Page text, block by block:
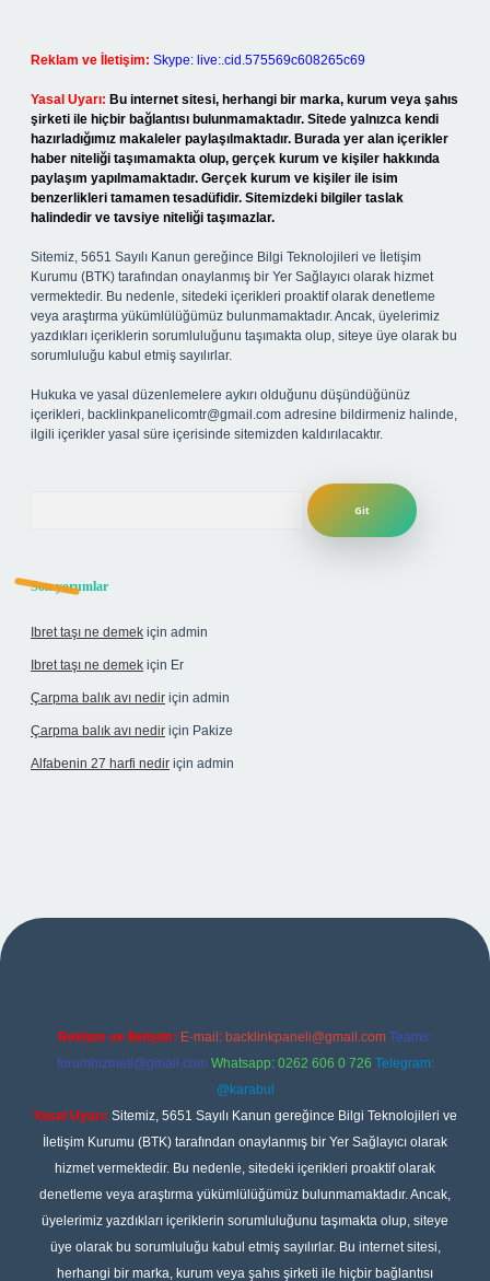
Reklam ve İletişim: Skype: live:.cid.575569c608265c69
Yasal Uyarı: Bu internet sitesi, herhangi bir marka, kurum veya şahıs
şirketi ile hiçbir bağlantısı bulunmamaktadır. Sitede yalnızca kendi
hazırladığımız makaleler paylaşılmaktadır. Burada yer alan içerikler
haber niteliği taşımamakta olup, gerçek kurum ve kişiler hakkında
paylaşım yapılmamaktadır. Gerçek kurum ve kişiler ile isim
benzerlikleri tamamen tesadüfidir. Sitemizdeki bilgiler taslak
halindedir ve tavsiye niteliği taşımazlar.
Sitemiz, 5651 Sayılı Kanun gereğince Bilgi Teknolojileri ve İletişim
Kurumu (BTK) tarafından onaylanmış bir Yer Sağlayıcı olarak hizmet
vermektedir. Bu nedenle, sitedeki içerikleri proaktif olarak denetleme
veya araştırma yükümlülüğümüz bulunmamaktadır. Ancak, üyelerimiz
yazdıkları içeriklerin sorumluluğunu taşımakta olup, siteye üye olarak bu
sorumluluğu kabul etmiş sayılırlar.
Hukuka ve yasal düzenlemelere aykırı olduğunu düşündüğünüz
içerikleri, backlinkpanelicomtr@gmail.com adresine bildirmeniz halinde,
ilgili içerikler yasal süre içerisinde sitemizden kaldırılacaktır.
Son yorumlar
Ibret taşı ne demek için admin
Ibret taşı ne demek için Er
Çarpma balık avı nedir için admin
Çarpma balık avı nedir için Pakize
Alfabenin 27 harfi nedir için admin
giriş
Reklam ve İletişim: E-mail: backlinkpaneli@gmail.com Teams:
forumhizmeti@gmail.com Whatsapp: 0262 606 0 726 Telegram:
@karabul
Yasal Uyarı: Sitemiz, 5651 Sayılı Kanun gereğince Bilgi Teknolojileri ve
İletişim Kurumu (BTK) tarafından onaylanmış bir Yer Sağlayıcı olarak
hizmet vermektedir. Bu nedenle, sitedeki içerikleri proaktif olarak
denetleme veya araştırma yükümlülüğümüz bulunmamaktadır. Ancak,
üyelerimiz yazdıkları içeriklerin sorumluluğunu taşımakta olup, siteye
üye olarak bu sorumluluğu kabul etmiş sayılırlar. Bu internet sitesi,
herhangi bir marka, kurum veya şahıs şirketi ile hiçbir bağlantısı